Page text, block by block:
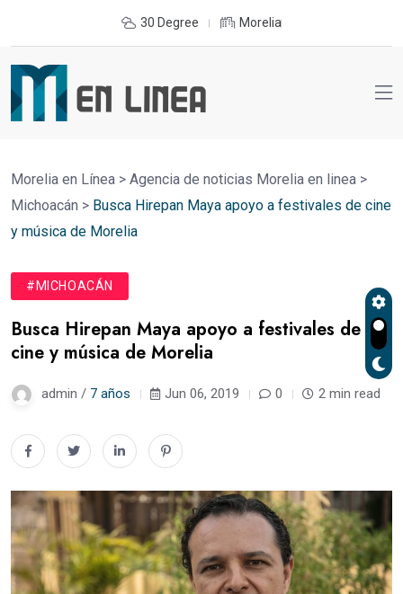
30 Degree Morelia
Morelia en Línea > Agencia de noticias Morelia en linea >
Michoacán > Busca Hirepan Maya apoyo a festivales de cine
y música de Morelia
#MICHOACÁN
Busca Hirepan Maya apoyo a festivales de
cine y música de Morelia
admin / 7 años Jun 06, 2019 0 2 min read